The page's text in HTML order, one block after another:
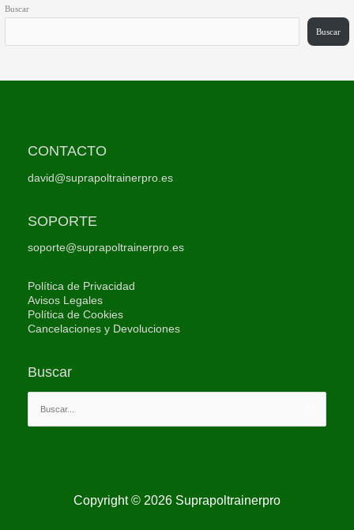
Buscar
Buscar
CONTACTO
david@suprapoltrainerpro.es
SOPORTE
soporte@suprapoltrainerpro.es
Política de Privacidad
Avisos Legales
Política de Cookies
Cancelaciones y Devoluciones
Buscar
Buscar
por:
Copyright © 2026 Suprapoltrainerpro